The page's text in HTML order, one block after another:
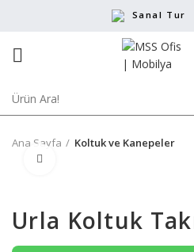
Sanal Tur
Ana Sayfa
Koltuk ve Kanepeler
Urla Koltuk